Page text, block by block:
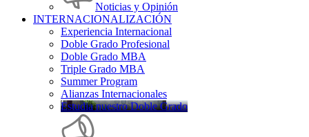
Noticias y Opinión
INTERNACIONALIZACIÓN
Experiencia Internacional
Doble Grado Profesional
Doble Grado MBA
Triple Grado MBA
Summer Program
Alianzas Internacionales
Estudia nuestro Doble Grado